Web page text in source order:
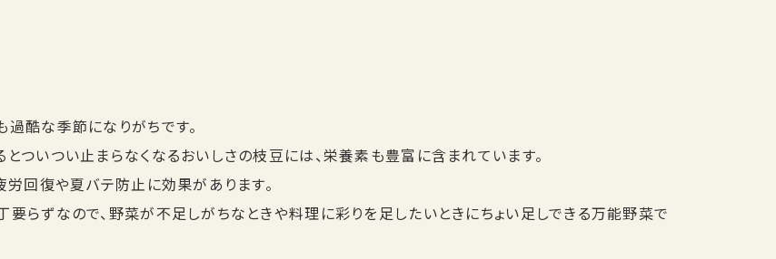
酷な季節になりがちです。
ついつい止まらなくなるおいしさの枝豆には、栄養素も豊富に含まれています。
回復や夏バテ防止に効果があります。
らずなので、野菜が不足しがちなときや料理に彩りを足したいときにちょい足しできる万能野菜で